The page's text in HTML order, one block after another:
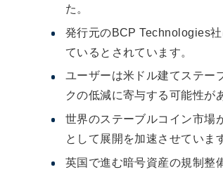
た。
発行元のBCP Technologies
ているとされています。
ユーザーは米ドル建てステー
クの低減に寄与する可能性が
世界のステーブルコイン市場
として展開を加速させていま
英国で進む暗号資産の規制整